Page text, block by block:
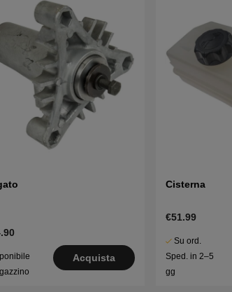
Acquista
Cisterna
€51.99
Su ord.
Sped. in 2–5
gg